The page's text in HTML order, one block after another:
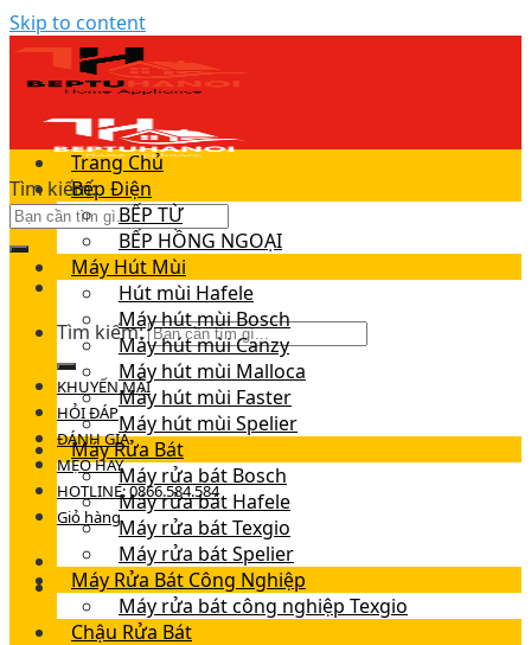
Skip to content
Tìm kiếm:
Tìm kiếm:
KHUYẾN MÃI
HỎI ĐÁP
ĐÁNH GIÁ
MẸO HAY
HOTLINE: 0866.584.584
Giỏ hàng
Trang Chủ
Bếp Điện
BẾP TỪ
BẾP HỒNG NGOẠI
Máy Hút Mùi
Hút mùi Hafele
Máy hút mùi Bosch
Máy hút mùi Canzy
Máy hút mùi Malloca
Máy hút mùi Faster
Máy hút mùi Spelier
Máy Rửa Bát
Máy rửa bát Bosch
Máy rửa bát Hafele
Máy rửa bát Texgio
Máy rửa bát Spelier
Máy Rửa Bát Công Nghiệp
Máy rửa bát công nghiệp Texgio
Chậu Rửa Bát